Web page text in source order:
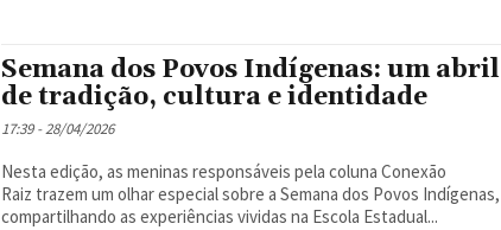
Semana dos Povos Indígenas: um abril
de tradição, cultura e identidade
17:39 - 28/04/2026
Nesta edição, as meninas responsáveis pela coluna Conexão
Raiz trazem um olhar especial sobre a Semana dos Povos Indígenas,
compartilhando as experiências vividas na Escola Estadual...